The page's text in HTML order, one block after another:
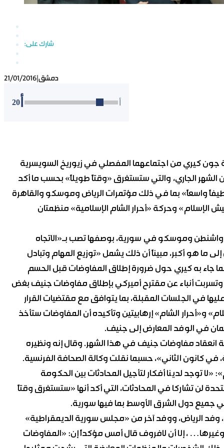
21/01/2016 دمشق
20
جون كيري من اجتماعهما المفصلي في زيوريخ السويسرية
«جنيف 3» خلال ما تبقى من الشهر الجاري، والتي ستستغرق «وقتاً طويلاً» بحسب ما أكد
واسعاً» بما في ذلك مؤتمرات الرياض وموسكو والقاهرة
أن تنظيمي «جيش الإسلام» وحركة «أحرار الشام الإسلامية» منظمتان
وموسكو في سورية، بوصفها تصب بـ«الاتجاه
إلى ما هو أكبر، مبيناً أن ذلك يشمل «توزيع المهام وتبادل
جاء به كيري حول ضرورة إطلاق المفاوضات قبل الحسم
وتسربت أنباء عن مقترح أميركي بإطلاق مفاوضات جنيف بغض
في الجلسات المقبلة، بما يتوافق مع مقتضيات القرار
الإسلام» و«أحرار الشام» إرهابيتين وتأكيده أن المفاوضات ستأخذ
في الوفد المعارض إلى جنيف.
مفاوضات جنيف في هذا الشهر. وقال إنه ونظيره
في كانون الثاني»، حسبما نقلت وكالة الصحافة الفرنسية.
توجد لدينا أفكار لتأجيل المحادثات بين الحكومة
لن تشاركا في المحادثات، التي أكد أنها «ستستغرق وقتاً
جميع دول الشرق الأوسط بما فيها سورية.
وفد الرياض، ووفد آخر من «مجلس سورية الديمقراطية»
وغيرها… ، إلا أن لافروف قال أمس مؤكداً إن: «المفاوضات